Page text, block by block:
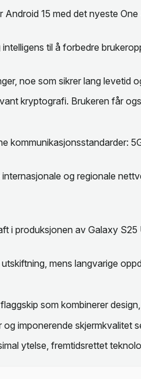
Android 15 med det nyeste
til å forbedre
noe som sikrer lang levetid
kryptografi. Brukeren får
kommunikasjonsstandarder:
og regionale
i produksjonen av Galaxy
mens langvarige
som kombinerer
imponerende skjermkvalitet
ytelse, fremtidsrettet